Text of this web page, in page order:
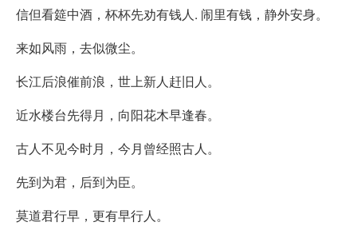
信但看筵中酒，杯杯先劝有钱人. 闹里有钱，静外安身。
来如风雨，去似微尘。
长江后浪催前浪，世上新人赶旧人。
近水楼台先得月，向阳花木早逢春。
古人不见今时月，今月曾经照古人。
先到为君，后到为臣。
莫道君行早，更有早行人。